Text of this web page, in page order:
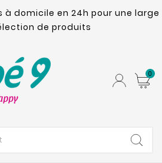
à domicile en 24h pour une large
de produits
0